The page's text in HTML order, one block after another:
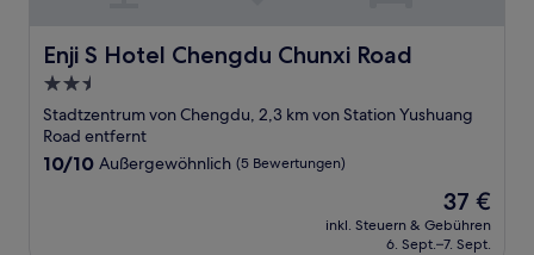
Enji S Hotel Chengdu Chunxi Road
Enji S Hotel Chengdu Chunxi Road
2.5-
Sterne-
Unterkunft
Stadtzentrum von Chengdu, 2,3 km von Station Yushuang
Road entfernt
10.0
10/10 Außergewöhnlich (5 Bewertungen)
Der
Preis
beträgt
37 €
inkl. Steuern & Gebühren
6. Sept.–7. Sept.